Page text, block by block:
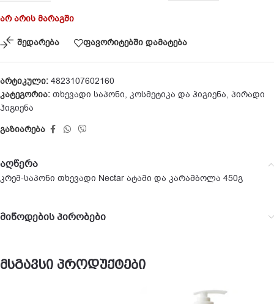
არ არის მარაგში
შედარება ფავორიტებში დამატება
არტიკული: 4823107602160
კატეგორია: თხევადი საპონი, კოსმეტიკა და ჰიგიენა, პირადი
ჰიგიენა
გაზიარება
აღწერა
კრემ-საპონი თხევადი Nectar ატამი და კარამბოლა 450გ
მიწოდების პირობები
მსგავსი პროდუქტები